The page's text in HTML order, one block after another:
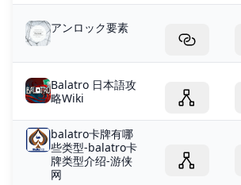
アンロック要素
Balatro 日本語攻
略Wiki
balatro卡牌有哪
些类型-balatro卡
牌类型介绍-游侠
网